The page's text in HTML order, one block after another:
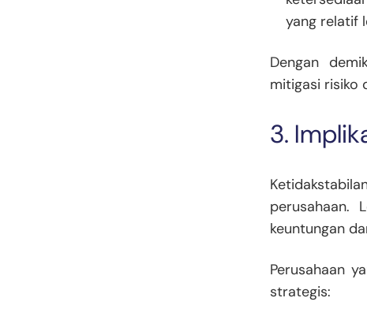
yang relatif
Dengan
mitigasi risiko
3.
perusahaan.
keuntungan
Perusahaan
strategis: